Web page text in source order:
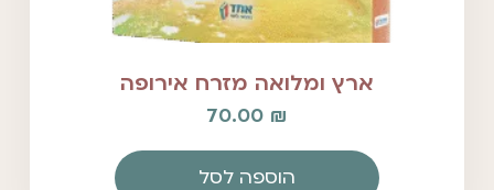
ארץ ומלואה מזרח אירופה
70.00 ₪
הוספה לסל